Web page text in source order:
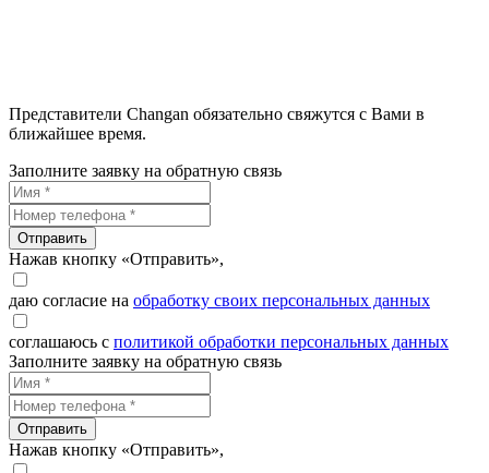
Представители Changan обязательно свяжутся с Вами в
ближайшее время.
Заполните заявку на обратную связь
Отправить
Нажав кнопку «Отправить»,
даю согласие на обработку своих персональных данных
соглашаюсь с политикой обработки персональных данных
Заполните заявку на обратную связь
Отправить
Нажав кнопку «Отправить»,